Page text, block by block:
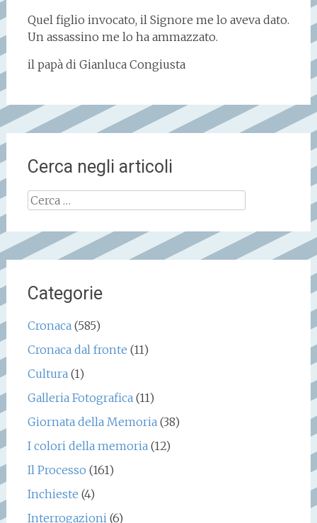
Quel figlio invocato, il Signore me lo aveva dato.
Un assassino me lo ha ammazzato.
il papà di Gianluca Congiusta
Cerca negli articoli
Ricerca
Categorie
Cronaca(585)
Cronaca dal fronte (11)
Cultura(1)
Galleria Fotografica(11)
Giornata della Memoria(38)
I colori della memoria(12)
Il Processo (161)
Inchieste (4)
Interrogazioni(6)